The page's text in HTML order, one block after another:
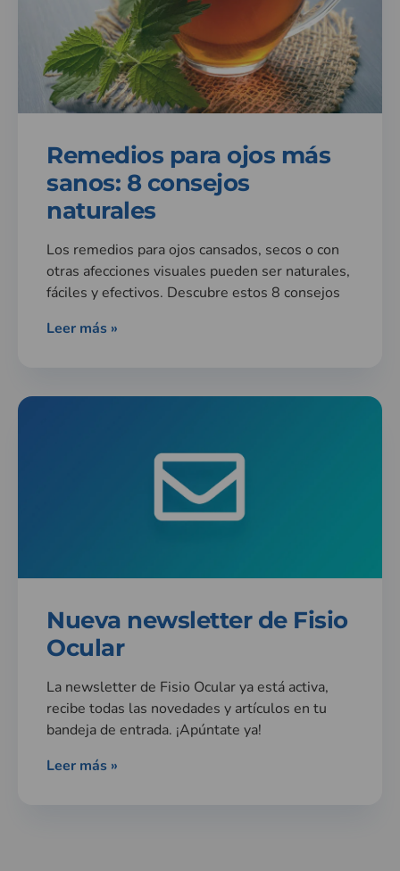
Remedios para ojos más
sanos: 8 consejos
naturales
Los remedios para ojos cansados, secos o con
otras afecciones visuales pueden ser naturales,
fáciles y efectivos. Descubre estos 8 consejos
Leer más »
Nueva newsletter de Fisio
Ocular
La newsletter de Fisio Ocular ya está activa,
recibe todas las novedades y artículos en tu
bandeja de entrada. ¡Apúntate ya!
Leer más »